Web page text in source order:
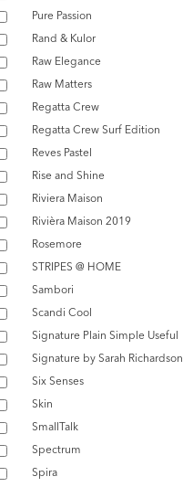
Pure Passion
Rand & Kulor
Raw Elegance
Raw Matters
Regatta Crew
Regatta Crew Surf Edition
Reves Pastel
Rise and Shine
Riviera Maison
Rivièra Maison 2019
Rosemore
STRIPES @ HOME
Sambori
Scandi Cool
Signature Plain Simple Useful
Signature by Sarah Richardson
Six Senses
Skin
SmallTalk
Spectrum
Spira